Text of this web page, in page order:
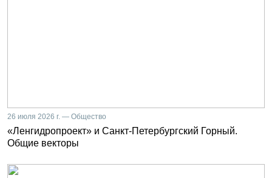
26 июля 2026 г. — Общество
«Ленгидропроект» и Санкт-Петербургский Горный.
Общие векторы